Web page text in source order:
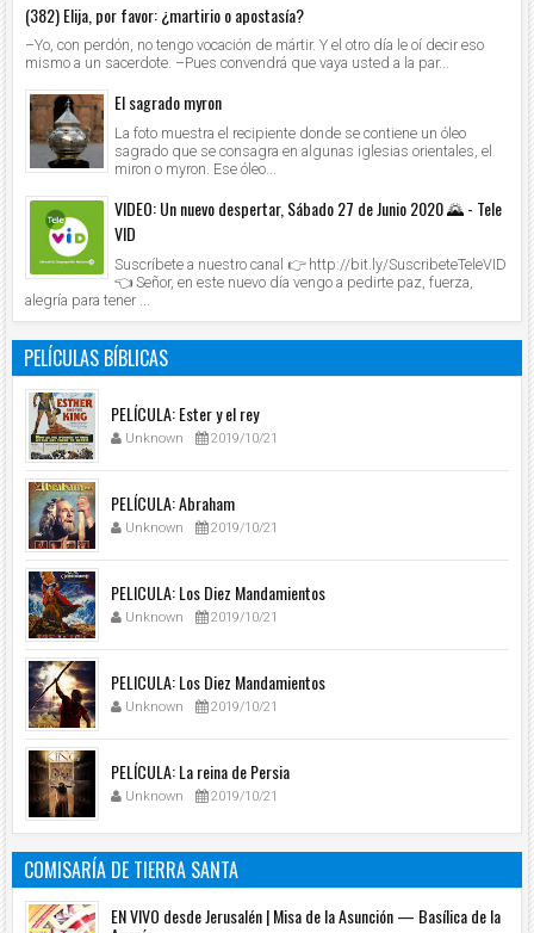
(382) Elija, por favor: ¿martirio o apostasía?
–Yo, con perdón, no tengo vocación de mártir. Y el otro día le oí decir eso
mismo a un sacerdote. –Pues convendrá que vaya usted a la par...
El sagrado myron
La foto muestra el recipiente donde se contiene un óleo
sagrado que se consagra en algunas iglesias orientales, el
miron o myron. Ese óleo...
VIDEO: Un nuevo despertar, Sábado 27 de Junio 2020 🌄 - Tele
VID
Suscríbete a nuestro canal 👉 http://bit.ly/SuscribeteTeleVID
👈 Señor, en este nuevo día vengo a pedirte paz, fuerza,
alegría para tener ...
PELÍCULAS BÍBLICAS
PELÍCULA: Ester y el rey
Unknown 2019/10/21
PELÍCULA: Abraham
Unknown 2019/10/21
PELICULA: Los Diez Mandamientos
Unknown 2019/10/21
PELICULA: Los Diez Mandamientos
Unknown 2019/10/21
PELÍCULA: La reina de Persia
Unknown 2019/10/21
COMISARÍA DE TIERRA SANTA
EN VIVO desde Jerusalén | Misa de la Asunción — Basílica de la